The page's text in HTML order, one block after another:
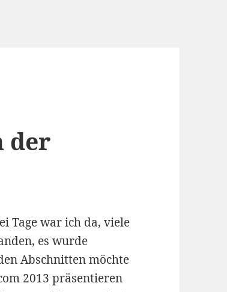
der
Tage war ich da, viele
es wurde
Abschnitten möchte
2013 präsentieren